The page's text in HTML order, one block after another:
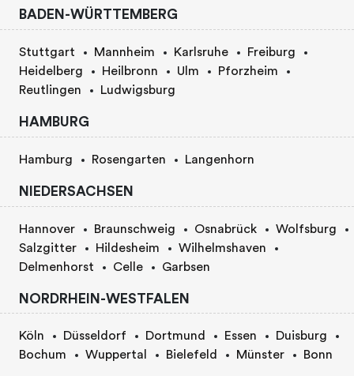
BADEN-WÜRTTEMBERG
Stuttgart Mannheim Karlsruhe
Freiburg
Heidelberg
Heilbronn Ulm
Pforzheim
Reutlingen
Ludwigsburg
HAMBURG
Hamburg Rosengarten Langenhorn
NIEDERSACHSEN
Hannover Braunschweig Osnabrück
Wolfsburg
Salzgitter
Hildesheim
Wilhelmshaven
Delmenhorst
Celle Garbsen
NORDRHEIN-WESTFALEN
Köln Düsseldorf Dortmund Essen
Duisburg
Bochum
Wuppertal Bielefeld Münster Bonn